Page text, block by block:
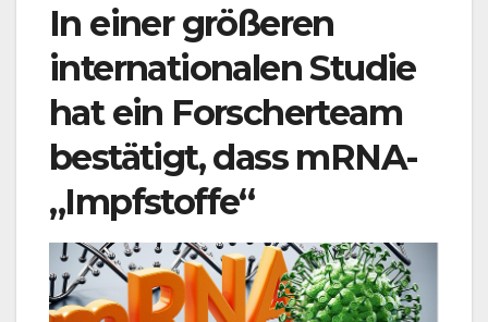
In einer größeren
internationalen Studie
hat ein Forscherteam
bestätigt, dass mRNA-
„Impfstoffe“